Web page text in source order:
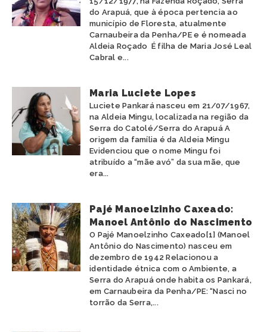
do Arapuá, que à época pertencia ao
município de Floresta, atualmente
Carnaubeira da Penha/PE e é nomeada
Aldeia Roçado É filha de Maria José Leal
Cabral e...
Maria Luciete Lopes
Luciete Pankará nasceu em 21/07/1967,
na Aldeia Mingu, localizada na região da
Serra do Catolé/Serra do Arapuá A
origem da família é da Aldeia Mingu
Evidenciou que o nome Mingu foi
atribuído a “mãe avó” da sua mãe, que
era...
Pajé Manoelzinho Caxeado:
Manoel Antônio do Nascimento
O Pajé Manoelzinho Caxeado[1] (Manoel
Antônio do Nascimento) nasceu em
dezembro de 1942 Relacionou a
identidade étnica com o Ambiente, a
Serra do Arapuá onde habita os Pankará,
em Carnaubeira da Penha/PE: “Nasci no
torrão da Serra,...